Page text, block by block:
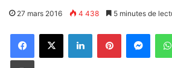
27 mars 2016 4 438 5 minutes de
LinkedinPinterest
Imprimer